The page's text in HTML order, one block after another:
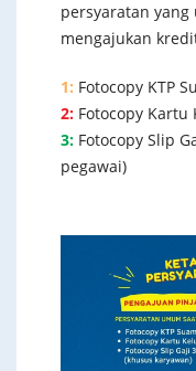
persyaratan
mengajukan
1: Fotocopy KTP
2: Fotocopy Kartu
3: Fotocopy Slip
pegawai)